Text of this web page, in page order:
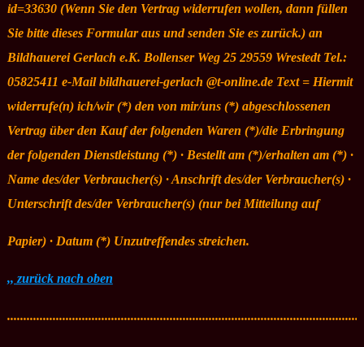
id=33630 (Wenn Sie den Vertrag widerrufen wollen, dann füllen
Sie bitte dieses Formular aus und senden Sie es zurück.) an
Bildhauerei Gerlach e.K. Bollenser Weg 25 29559 Wrestedt Tel.:
05825411 e-Mail bildhauerei-gerlach @t-online.de Text = Hiermit
widerrufe(n) ich/wir (*) den von mir/uns (*) abgeschlossenen
Vertrag über den Kauf der folgenden Waren (*)/die Erbringung
der folgenden Dienstleistung (*) · Bestellt am (*)/erhalten am (*) ·
Name des/der Verbraucher(s) · Anschrift des/der Verbraucher(s) ·
Unterschrift des/der Verbraucher(s) (nur bei Mitteilung auf
Papier) · Datum (*) Unzutreffendes streichen.
,, zurück nach oben